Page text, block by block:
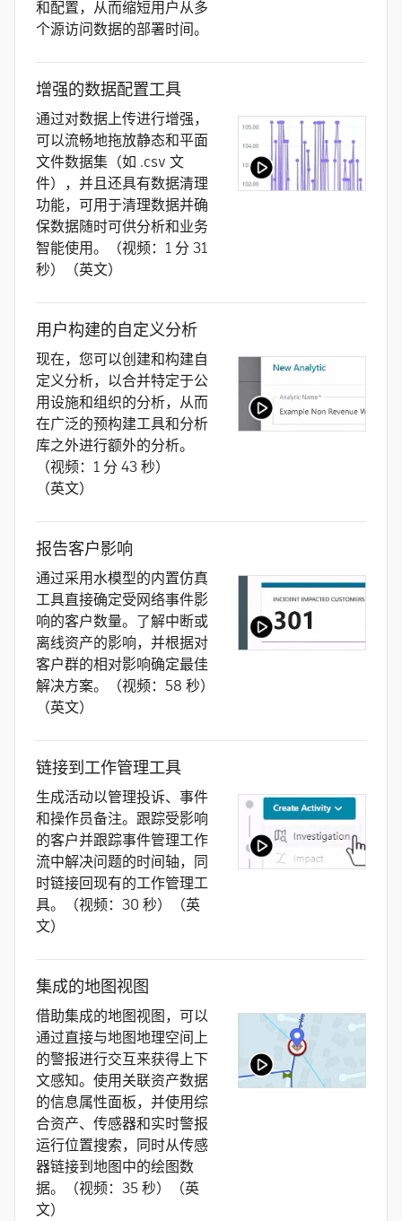
和配置，从而缩短用户从多
个源访问数据的部署时间。
增强的数据配置工具
通过对数据上传进行增强，
可以流畅地拖放静态和平面
文件数据集（如 .csv 文
件），并且还具有数据清理
功能，可用于清理数据并确
保数据随时可供分析和业务
智能使用。（视频：1 分 31
秒）（英文）
用户构建的自定义分析
现在，您可以创建和构建自
定义分析，以合并特定于公
用设施和组织的分析，从而
在广泛的预构建工具和分析
库之外进行额外的分析。
（视频：1 分 43 秒）
（英文）
报告客户影响
通过采用水模型的内置仿真
工具直接确定受网络事件影
响的客户数量。了解中断或
离线资产的影响，并根据对
客户群的相对影响确定最佳
解决方案。（视频：58 秒）
（英文）
链接到工作管理工具
生成活动以管理投诉、事件
和操作员备注。跟踪受影响
的客户并跟踪事件管理工作
流中解决问题的时间轴，同
时链接回现有的工作管理工
具。（视频：30 秒）（英
文）
集成的地图视图
借助集成的地图视图，可以
通过直接与地图地理空间上
的警报进行交互来获得上下
文感知。使用关联资产数据
的信息属性面板，并使用综
合资产、传感器和实时警报
运行位置搜索，同时从传感
器链接到地图中的绘图数
据。（视频：35 秒）（英
文）